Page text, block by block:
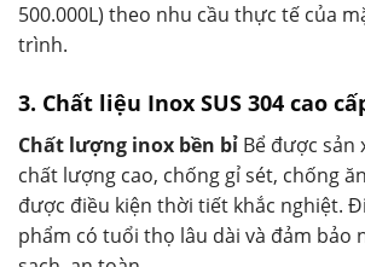
500.000L) theo nhu cầu thực tế của
trình.
3. Chất liệu Inox SUS 304 cao
Chất lượng inox bền bỉ Bể được sản
chất lượng cao, chống gỉ sét, chống
được điều kiện thời tiết khắc nghiệt.
phẩm có tuổi thọ lâu dài và đảm bảo